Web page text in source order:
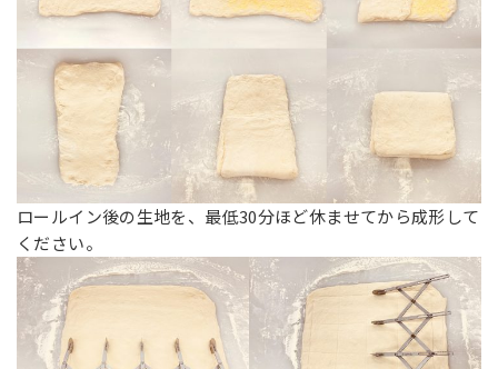
ロールイン後の生地を、最低30分ほど休ませてから成形して
ください。